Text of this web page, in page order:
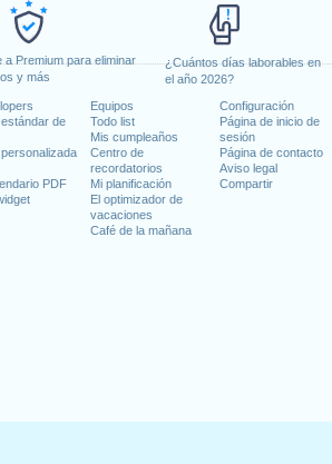
a Premium para eliminar
y más
¿Cuántos días laborables en
el año 2026?
de
PDF
Equipos
Todo list
Mis cumpleaños
Centro de
recordatorios
Mi planificación
El optimizador de
vacaciones
Café de la mañana
Configuración
Página de inicio de
sesión
Página de contacto
Aviso legal
Compartir